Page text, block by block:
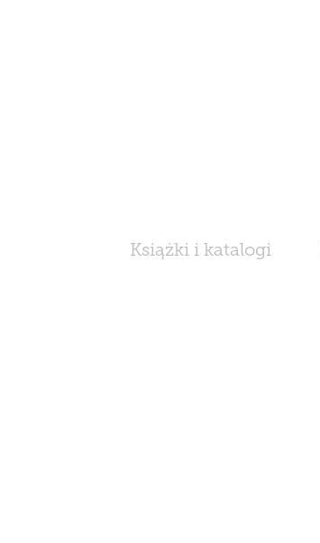
Książki i katalogi